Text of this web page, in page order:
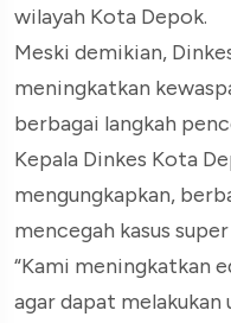
wilayah Kota Depok.
Meski demikian,
meningkatkan
berbagai langkah
Kepala Dinkes Kota
mengungkapkan,
mencegah kasus
“Kami meningkatkan
agar dapat melakukan